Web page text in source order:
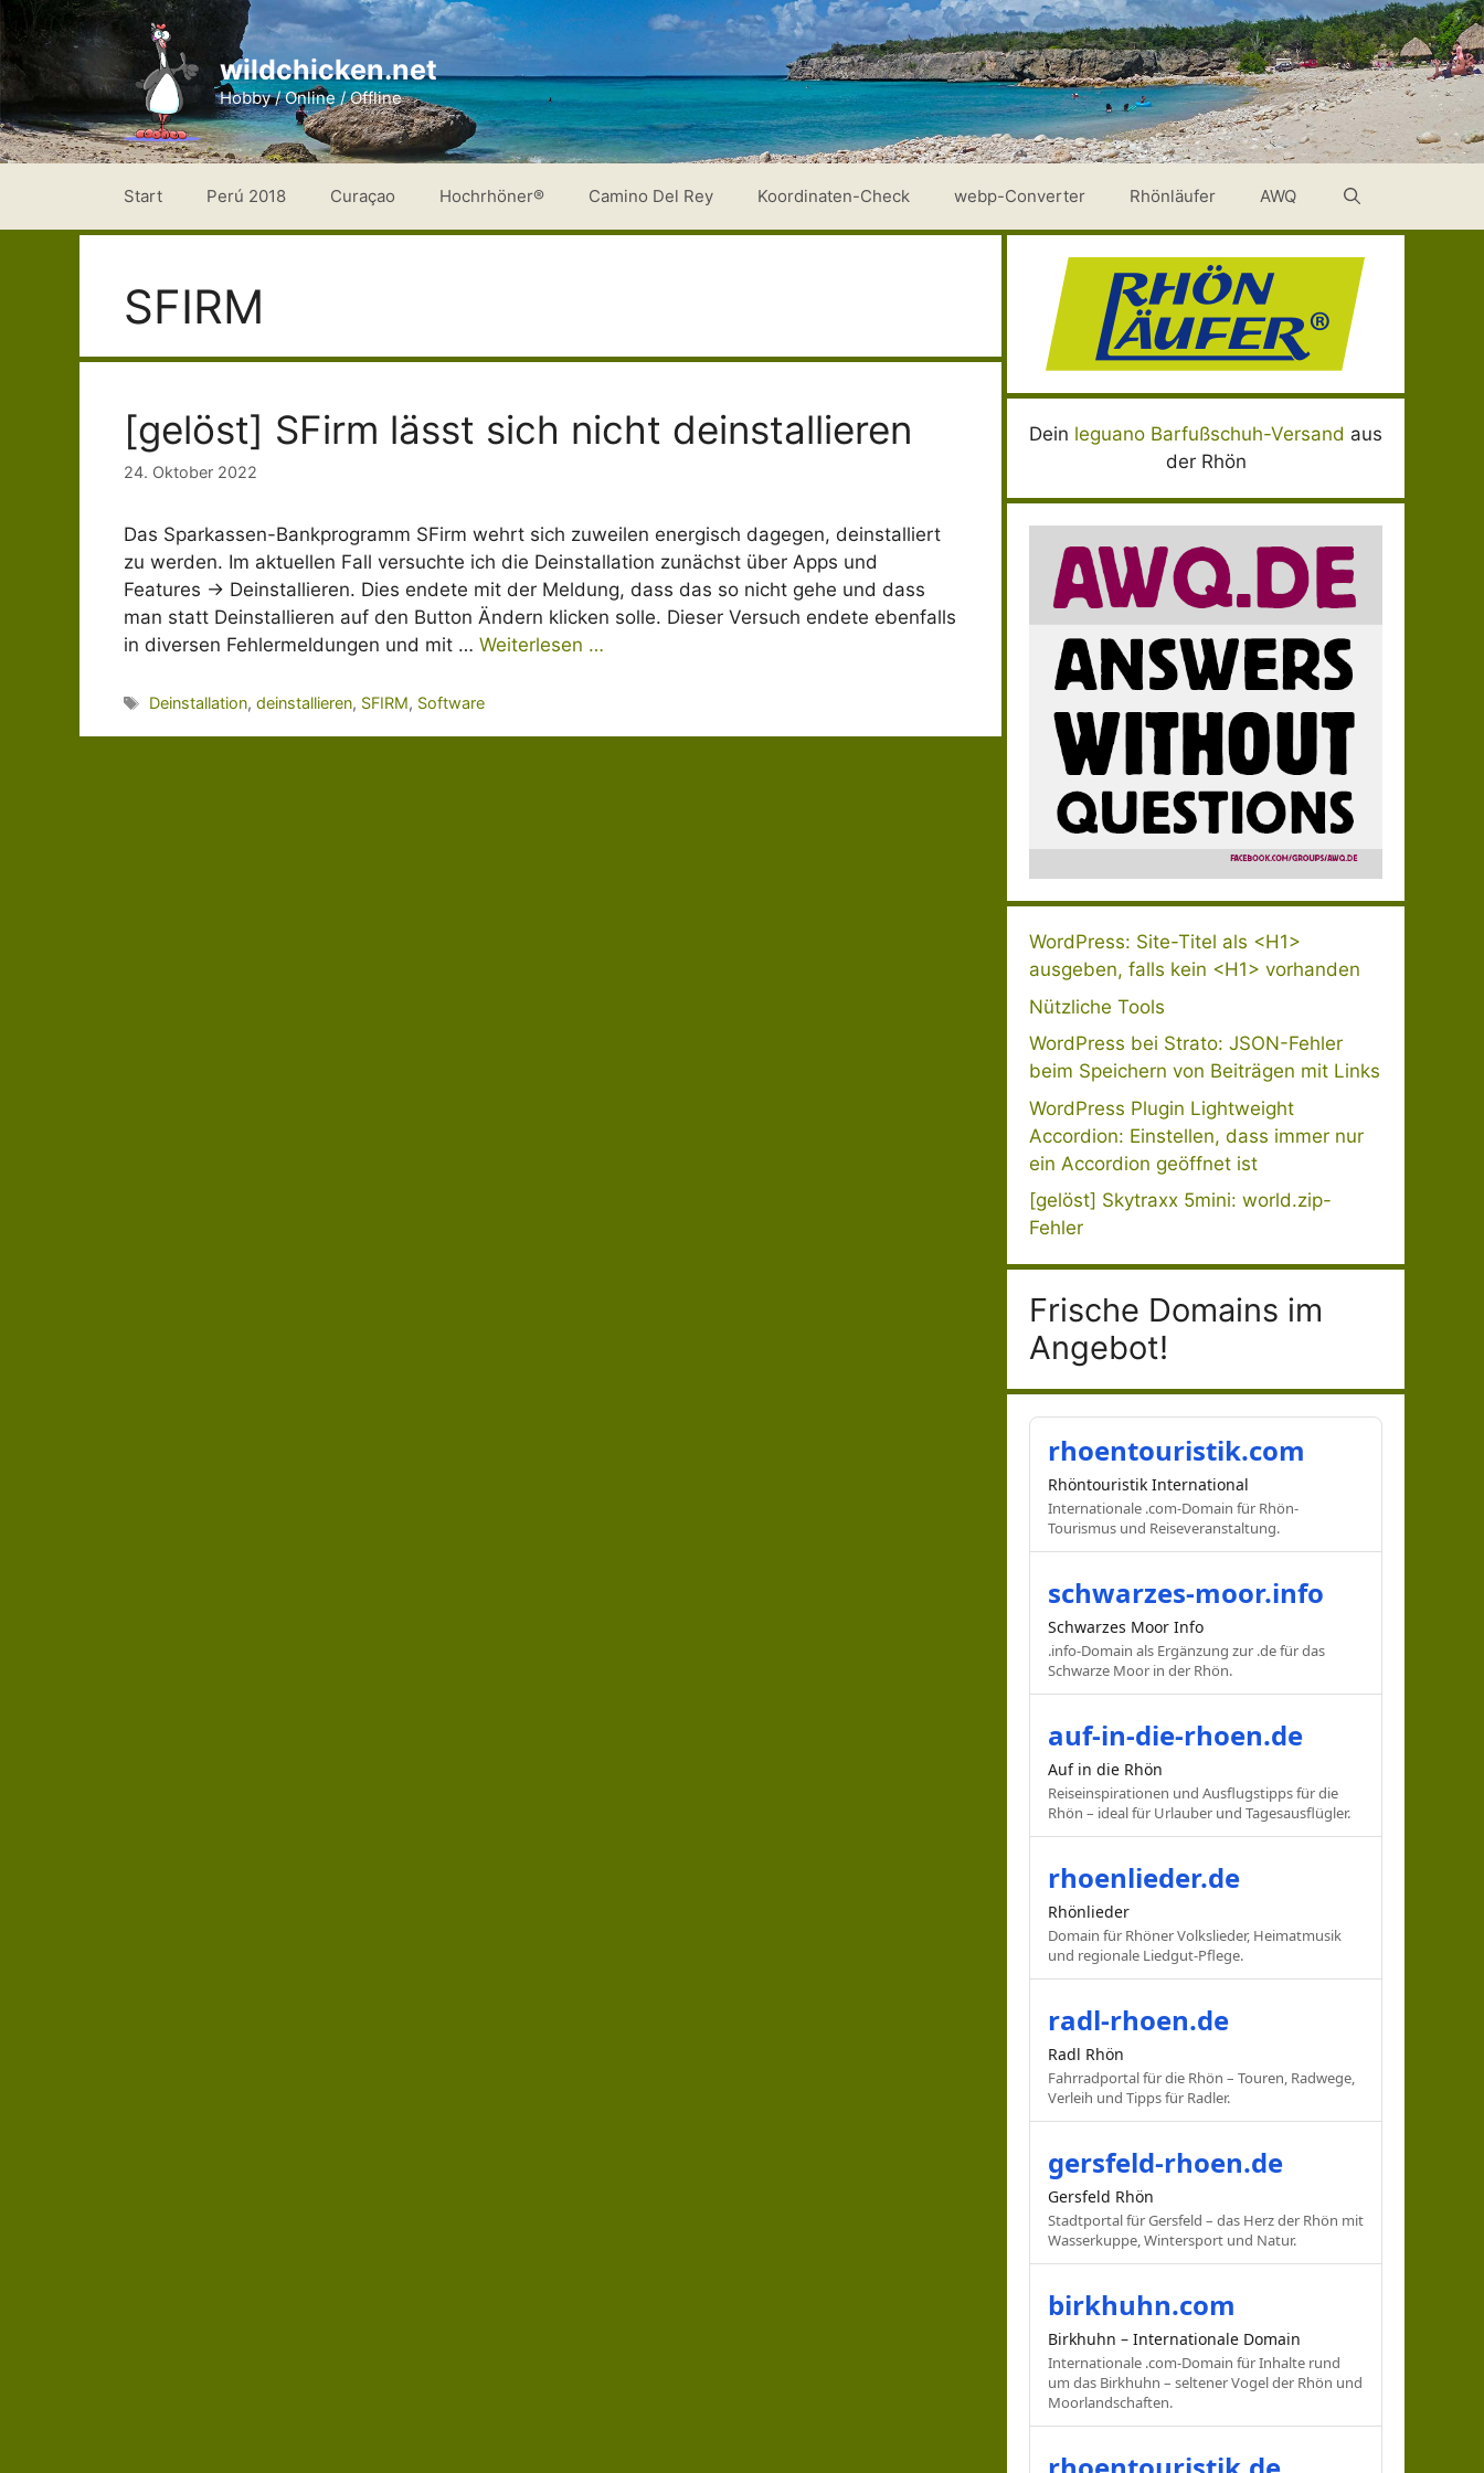
Zum
Inhalt
springen
wildchicken.net
Hobby / Online / Offline
Start Perú 2018 Curaçao Hochrhöner® Camino Del Rey Koordinaten-Check webp-Converter Rhönläufer AWQ
SFIRM
[gelöst] SFirm lässt sich nicht deinstallieren
24. Oktober 2022
Das Sparkassen-Bankprogramm SFirm wehrt sich zuweilen energisch dagegen, deinstalliert
zu werden. Im aktuellen Fall versuchte ich die Deinstallation zunächst über Apps und
Features -> Deinstallieren. Dies endete mit der Meldung, dass das so nicht gehe und dass
man statt Deinstallieren auf den Button Ändern klicken solle. Dieser Versuch endete ebenfalls
in diversen Fehlermeldungen und mit … Weiterlesen …
Schlagwörter
Deinstallation,deinstallieren, SFIRM, Software
Dein leguano Barfußschuh-Versand aus
der Rhön
WordPress: Site-Titel als <H1>
ausgeben, falls kein <H1> vorhanden
Nützliche Tools
WordPress bei Strato: JSON-Fehler
beim Speichern von Beiträgen mit Links
WordPress Plugin Lightweight
Accordion: Einstellen, dass immer nur
ein Accordion geöffnet ist
[gelöst] Skytraxx 5mini: world.zip-
Fehler
Frische Domains im
Angebot!
rhoentouristik.com
Rhöntouristik International
Internationale .com-Domain für Rhön-
Tourismus und Reiseveranstaltung.
schwarzes-moor.info
Schwarzes Moor Info
.info-Domain als Ergänzung zur .de für das
Schwarze Moor in der Rhön.
auf-in-die-rhoen.de
Auf in die Rhön
Reiseinspirationen und Ausflugstipps für die
Rhön – ideal für Urlauber und Tagesausflügler.
rhoenlieder.de
Rhönlieder
Domain für Rhöner Volkslieder, Heimatmusik
und regionale Liedgut-Pflege.
radl-rhoen.de
Radl Rhön
Fahrradportal für die Rhön – Touren, Radwege,
Verleih und Tipps für Radler.
gersfeld-rhoen.de
Gersfeld Rhön
Stadtportal für Gersfeld – das Herz der Rhön mit
Wasserkuppe, Wintersport und Natur.
birkhuhn.com
Birkhuhn – Internationale Domain
Internationale .com-Domain für Inhalte rund
um das Birkhuhn – seltener Vogel der Rhön und
Moorlandschaften.